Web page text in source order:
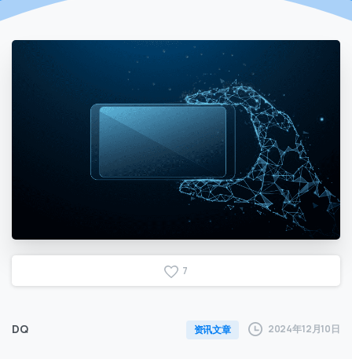
7
DQ 资讯文章 2024年12月10日